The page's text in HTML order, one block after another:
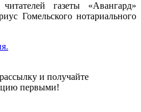
газеты «Авангард»
Гомельского нотариального
и получайте
первыми!